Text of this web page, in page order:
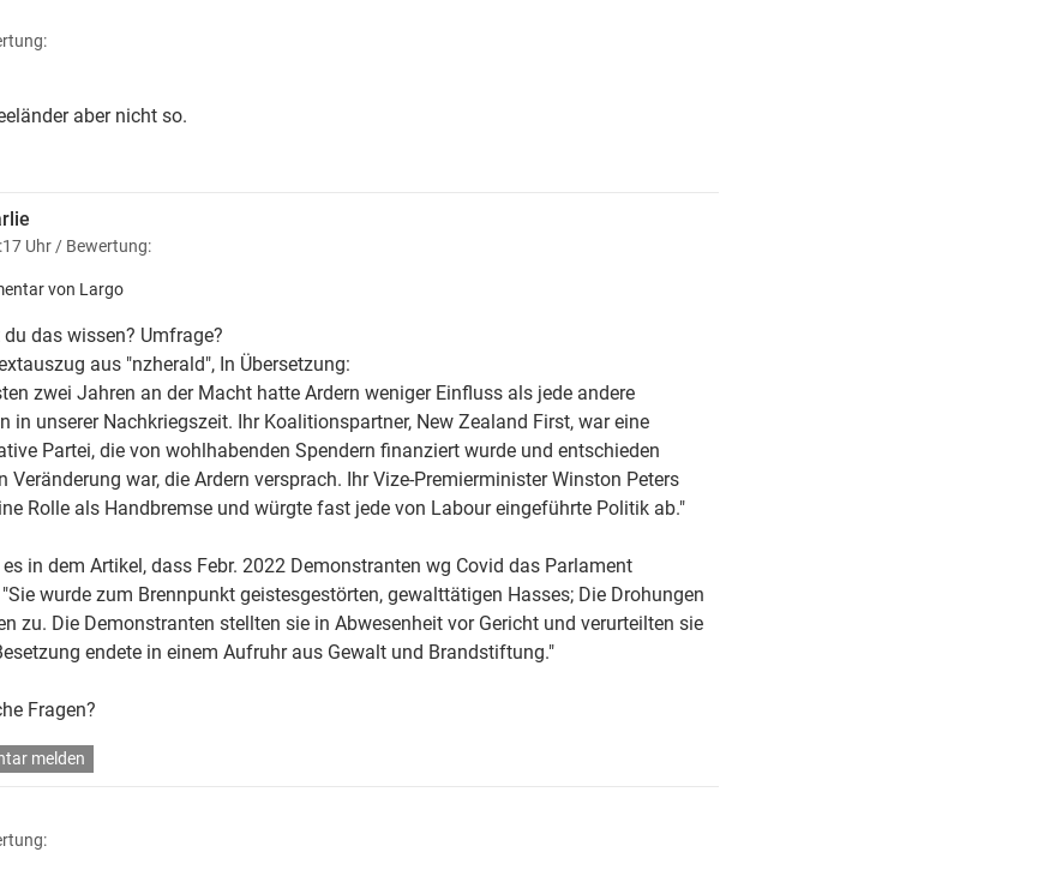
aber nicht so.
Uhr / Bewertung:
von Largo
das wissen? Umfrage?
aus "nzherald", In Übersetzung:
zwei Jahren an der Macht hatte Ardern weniger Einfluss als jede andere
in unserer Nachkriegszeit. Ihr Koalitionspartner, New Zealand First, war eine
Partei, die von wohlhabenden Spendern finanziert wurde und entschieden
Veränderung war, die Ardern versprach. Ihr Vize-Premierminister Winston Peters
Rolle als Handbremse und würgte fast jede von Labour eingeführte Politik ab."
in dem Artikel, dass Febr. 2022 Demonstranten wg Covid das Parlament
wurde zum Brennpunkt geistesgestörten, gewalttätigen Hasses; Die Drohungen
zu. Die Demonstranten stellten sie in Abwesenheit vor Gericht und verurteilten sie
endete in einem Aufruhr aus Gewalt und Brandstiftung."
Fragen?
melden